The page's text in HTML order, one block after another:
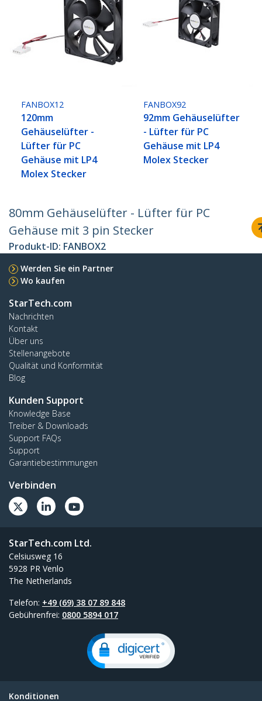
FANBOX12
120mm
Gehäuselüfter -
Lüfter für PC
Gehäuse mit LP4
Molex Stecker
FANBOX92
92mm Gehäuselüfter
- Lüfter für PC
Gehäuse mit LP4
Molex Stecker
80mm Gehäuselüfter - Lüfter für PC
Gehäuse mit 3 pin Stecker
Produkt-ID: FANBOX2
Werden Sie ein Partner
Wo kaufen
StarTech.com
Nachrichten
Kontakt
Über uns
Stellenangebote
Qualität und Konformität
Blog
Kunden Support
Knowledge Base
Treiber & Downloads
Support FAQs
Support
Garantiebestimmungen
Verbinden
StarTech.com Ltd.
Celsiusweg 16
5928 PR Venlo
The Netherlands
Telefon: +49 (69) 38 07 89 848
Gebührenfrei: 0800 5894 017
Konditionen